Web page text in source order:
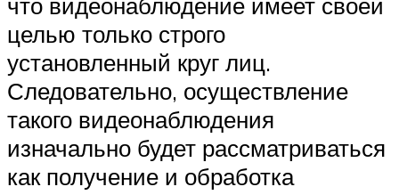
целью только строго
установленный круг лиц.
Следовательно, осуществление
такого видеонаблюдения
изначально будет рассматриваться
как получение и обработка